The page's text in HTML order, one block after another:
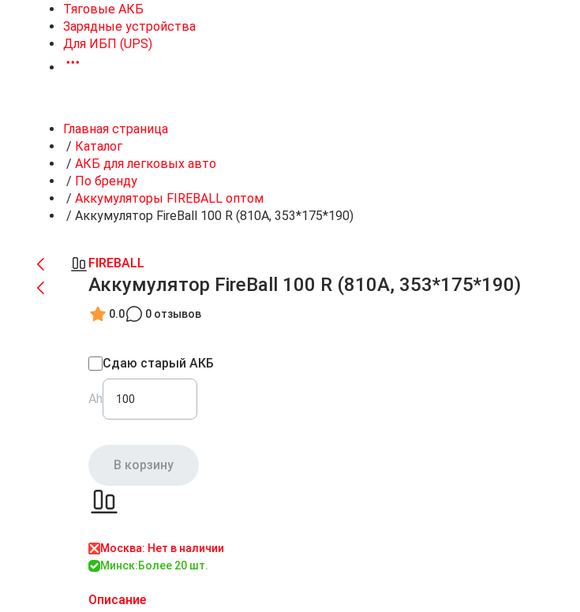
Тяговые АКБ
Зарядные устройства
Для ИБП (UPS)
Главная страница
/ Каталог
/ АКБ для легковых авто
/ По бренду
/ Аккумуляторы FIREBALL оптом
/ Аккумулятор FireBall 100 R (810A, 353*175*190)
FIREBALL
Аккумулятор FireBall 100 R (810A, 353*175*190)
0.0 0 отзывов
Сдаю старый АКБ
Ah
В корзину
Москва: Нет в наличии
Минск:Более 20 шт.
Описание